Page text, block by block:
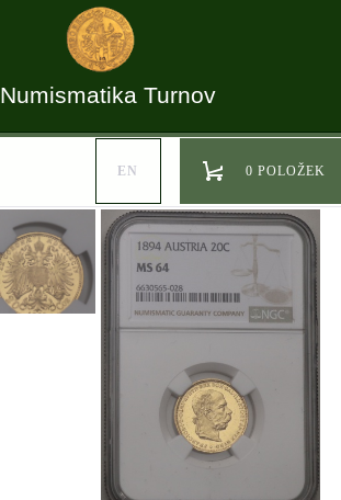
Numismatika Turnov
EN 0 POLOŽEK